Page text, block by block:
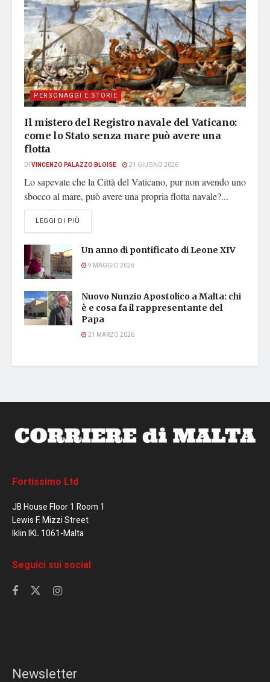
PERSONAGGI E STORIE
Il mistero del Registro navale del Vaticano:
come lo Stato senza mare può avere una
flotta
DI VINCENZO PALAZZO BLOISE 21 GIUGNO 2026
Lo sapevate che la Città del Vaticano, pur non avendo uno
sbocco al mare, può avere una propria flotta navale?...
LEGGI DI PIÙ
Un anno di pontificato di Leone XIV
9 MAGGIO 2026
Nuovo Nunzio Apostolico a Malta: chi
è e cosa fa il rappresentante del
Papa
21 MARZO 2026
Fortissimo Ltd
JB House Floor 1 Room 1
Lewis F. Mizzi Street
Iklin IKL 1061-Malta
Seguici sui social
Newsletter